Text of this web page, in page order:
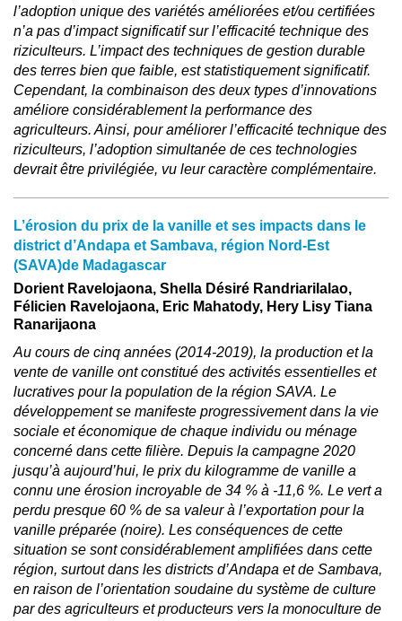
l’adoption unique des variétés améliorées et/ou certifiées
n’a pas d’impact significatif sur l’efficacité technique des
riziculteurs. L’impact des techniques de gestion durable
des terres bien que faible, est statistiquement significatif.
Cependant, la combinaison des deux types d’innovations
améliore considérablement la performance des
agriculteurs. Ainsi, pour améliorer l’efficacité technique des
riziculteurs, l’adoption simultanée de ces technologies
devrait être privilégiée, vu leur caractère complémentaire.
L’érosion du prix de la vanille et ses impacts dans le
district d’Andapa et Sambava, région Nord-Est
(SAVA)de Madagascar
Dorient Ravelojaona, Shella Désiré Randriarilalao,
Félicien Ravelojaona, Eric Mahatody, Hery Lisy Tiana
Ranarijaona
Au cours de cinq années (2014-2019), la production et la
vente de vanille ont constitué des activités essentielles et
lucratives pour la population de la région SAVA. Le
développement se manifeste progressivement dans la vie
sociale et économique de chaque individu ou ménage
concerné dans cette filière. Depuis la campagne 2020
jusqu’à aujourd’hui, le prix du kilogramme de vanille a
connu une érosion incroyable de 34 % à -11,6 %. Le vert a
perdu presque 60 % de sa valeur à l’exportation pour la
vanille préparée (noire). Les conséquences de cette
situation se sont considérablement amplifiées dans cette
région, surtout dans les districts d’Andapa et de Sambava,
en raison de l’orientation soudaine du système de culture
par des agriculteurs et producteurs vers la monoculture de